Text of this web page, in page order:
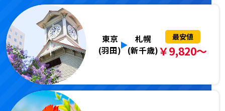
東京
(羽田)
札幌
(新千歳)
最安値
￥9,820～